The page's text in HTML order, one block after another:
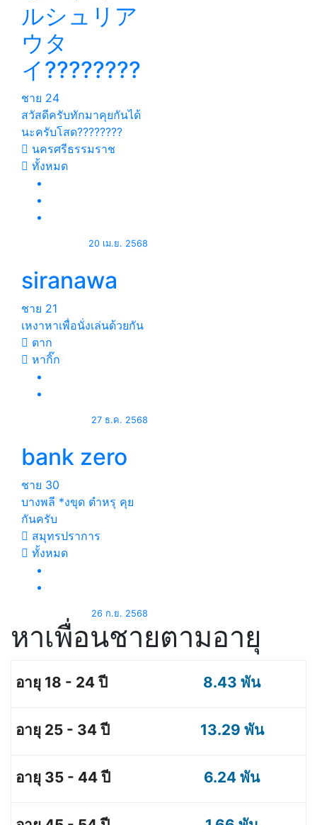
ルシュリア
ウタ
イ????????
ชาย 24
สวัสดีครับทักมาคุยกันได้
นะครับโสด????????
นครศรีธรรมราช
ทั้งหมด
20 เม.ย. 2568
siranawa
ชาย 21
เหงาหาเพื่อนั่งเล่นด้วยกัน
ตาก
หากิ๊ก
27 ธ.ค. 2568
bank zero
ชาย 30
บางพลี *งขุด ตำหรุ คุย
กันครับ
สมุทรปราการ
ทั้งหมด
26 ก.ย. 2568
หาเพื่อนชายตามอายุ
8.43 พัน
13.29 พัน
6.24 พัน